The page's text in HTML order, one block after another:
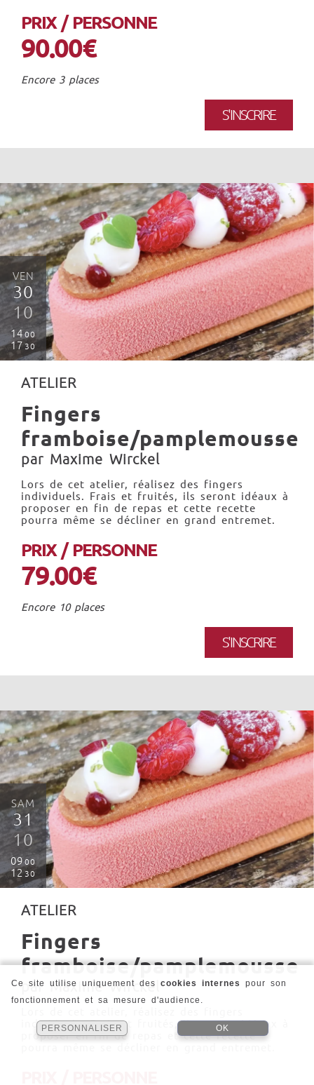
PRIX / PERSONNE
90.00€
Encore 3 places
S'INSCRIRE
VEN
30
10
14 00
1730
ATELIER
Fingers
framboise/pamplemousse
par Maxime Wirckel
Lors de cet atelier, réalisez des fingers
individuels. Frais et fruités, ils seront idéaux à
proposer en fin de repas et cette recette
pourra même se décliner en grand entremet.
PRIX / PERSONNE
79.00€
Encore 10 places
S'INSCRIRE
SAM
31
10
09 00
1230
ATELIER
Fingers
framboise/pamplemousse
par Maxime Wirckel
individuels. Frais et fruités, ils seront idéaux à
proposer en fin de repas et cette recette
Ce site utilise uniquement des cookies internes
pour son
fonctionnement et sa mesure d'audience.
PERSONNALISER OK